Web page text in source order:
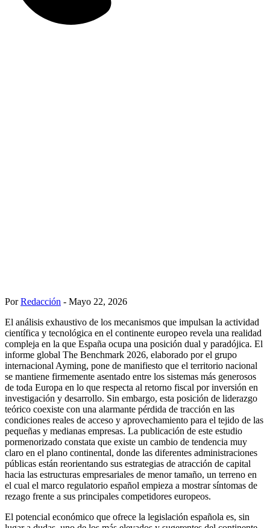
PorRedacción - Mayo 22, 2026
El análisis exhaustivo de los mecanismos que impulsan la actividad
científica y tecnológica en el continente europeo revela una realidad
compleja en la que España ocupa una posición dual y paradójica. El
informe global The Benchmark 2026, elaborado por el grupo
internacional Ayming, pone de manifiesto que el territorio nacional
se mantiene firmemente asentado entre los sistemas más generosos
de toda Europa en lo que respecta al retorno fiscal por inversión en
investigación y desarrollo. Sin embargo, esta posición de liderazgo
teórico coexiste con una alarmante pérdida de tracción en las
condiciones reales de acceso y aprovechamiento para el tejido de las
pequeñas y medianas empresas. La publicación de este estudio
pormenorizado constata que existe un cambio de tendencia muy
claro en el plano continental, donde las diferentes administraciones
públicas están reorientando sus estrategias de atracción de capital
hacia las estructuras empresariales de menor tamaño, un terreno en
el cual el marco regulatorio español empieza a mostrar síntomas de
rezago frente a sus principales competidores europeos.
El potencial económico que ofrece la legislación española es, sin